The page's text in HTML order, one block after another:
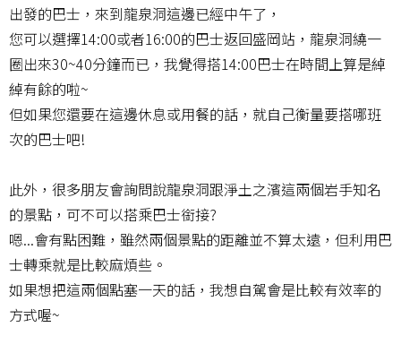
出發的巴士，來到龍泉洞這邊已經中午了，
您可以選擇14:00或者16:00的巴士返回盛岡站，龍泉洞繞一
圈出來30~40分鐘而已，我覺得搭14:00巴士在時間上算是綽
綽有餘的啦~
但如果您還要在這邊休息或用餐的話，就自己衡量要搭哪班
次的巴士吧!
此外，很多朋友會詢問說龍泉洞跟淨土之濱這兩個岩手知名
的景點，可不可以搭乘巴士銜接?
嗯...會有點困難，雖然兩個景點的距離並不算太遠，但利用巴
士轉乘就是比較麻煩些。
如果想把這兩個點塞一天的話，我想自駕會是比較有效率的
方式喔~